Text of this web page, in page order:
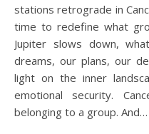
stations retrograde in
time to redefine what
Jupiter slows down,
dreams, our plans, our
light on the inner
emotional security.
belonging to a group. And…